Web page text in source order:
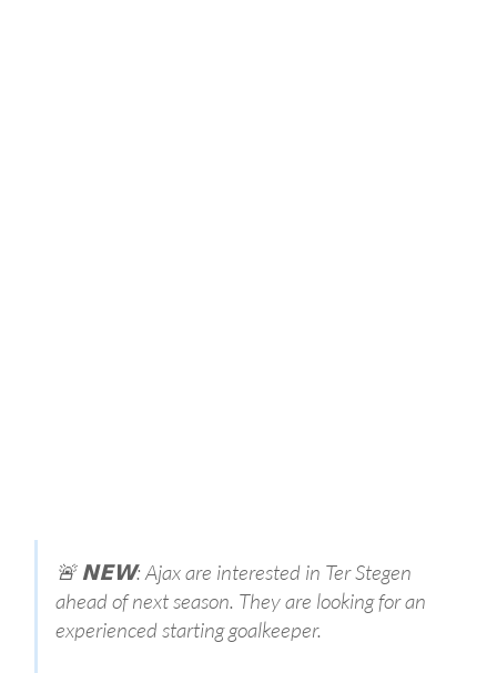
🚨 𝗡𝗘𝗪: Ajax are interested in Ter Stegen
ahead of next season. They are looking for an
experienced starting goalkeeper.